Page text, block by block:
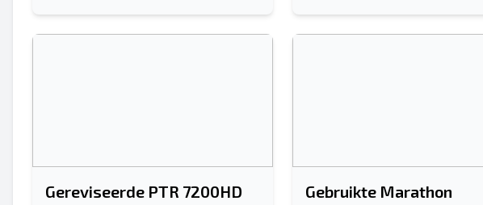
Gereviseerde PTR 7200HD Gebruikte Marathon